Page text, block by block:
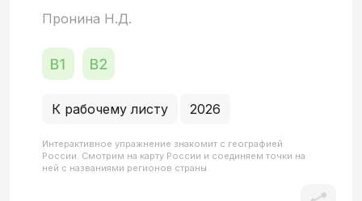
Пронина Н.Д.
К рабочему листу 2026
Интерактивное упражнение знакомит с географией
России. Смотрим на карту России и соединяем точки на
ней с названиями регионов страны.